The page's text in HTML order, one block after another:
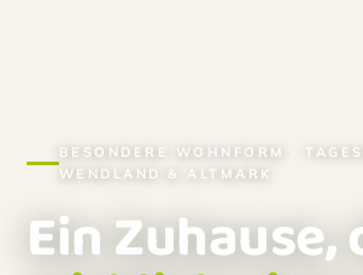
BESONDERE WOHNFORM ·
WENDLAND & ALTMARK
Ein Zuhause,